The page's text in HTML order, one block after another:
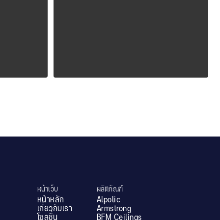
หน้าเว็บ
หน้าหลัก
เกี่ยวกับเรา
โซลูชั่น
ผลิตภัณฑ์
Alpolic
Armstrong
BFM Ceilings